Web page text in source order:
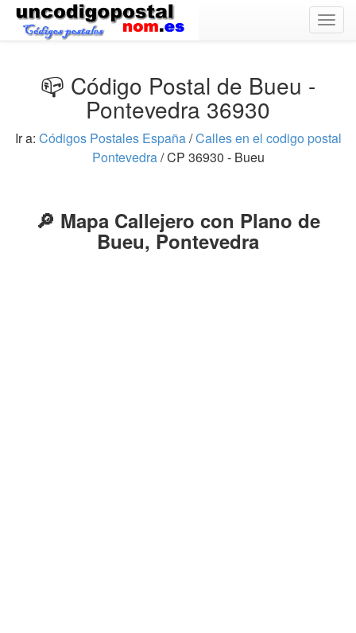
📪 Código Postal de Bueu -
Pontevedra 36930
Ir a: Códigos Postales España/Calles en el codigo postal
Pontevedra/ CP 36930 - Bueu
🔎 Mapa Callejero con Plano de
Bueu, Pontevedra